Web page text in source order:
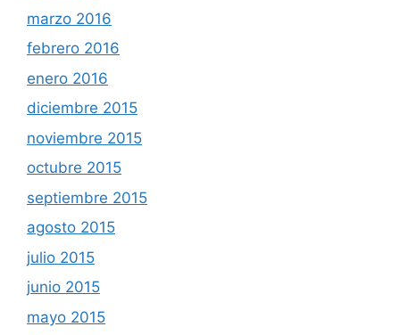
marzo 2016
febrero 2016
enero 2016
diciembre 2015
noviembre 2015
octubre 2015
septiembre 2015
agosto 2015
julio 2015
junio 2015
mayo 2015